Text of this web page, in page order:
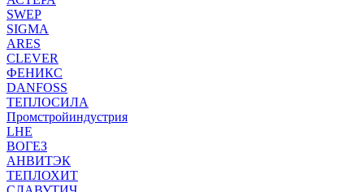
SWEP
SIGMA
ARES
CLEVER
ФЕНИКС
DANFOSS
ТЕПЛОСИЛА
Промстройиндустрия
LHE
ВОГЕЗ
АНВИТЭК
ТЕПЛОХИТ